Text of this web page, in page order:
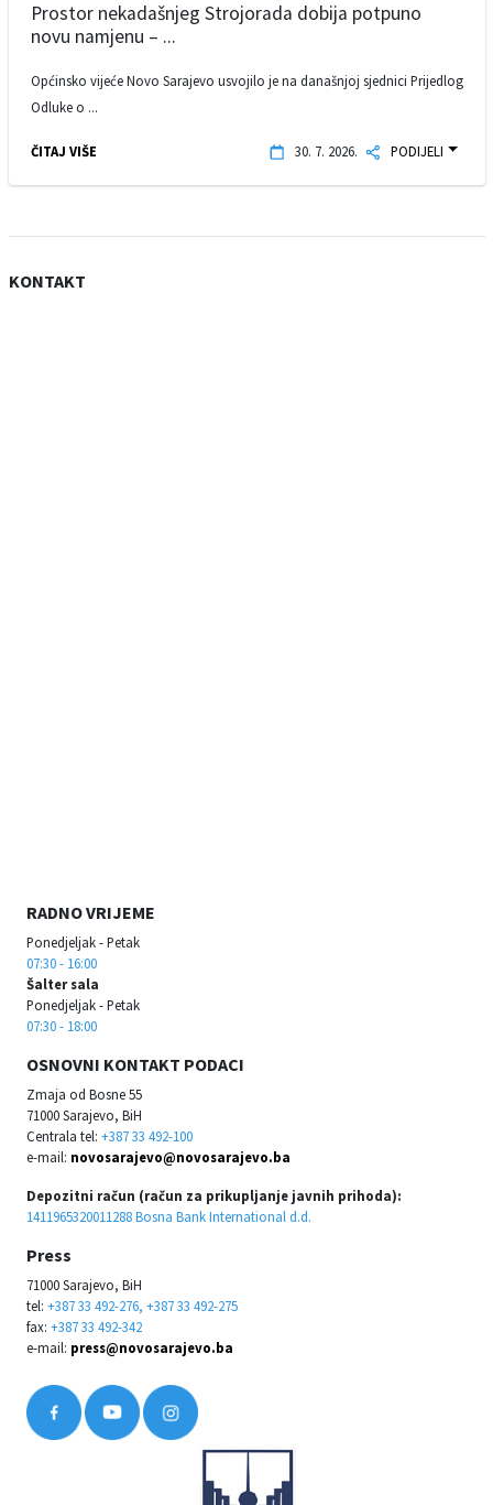
Prostor nekadašnjeg Strojorada dobija potpuno
novu namjenu – ...
Općinsko vijeće Novo Sarajevo usvojilo je na današnjoj sjednici Prijedlog
Odluke o ...
ČITAJ VIŠE 30. 7. 2026. PODIJELI
KONTAKT
RADNO VRIJEME
Ponedjeljak - Petak
07:30 - 16:00
Šalter sala
Ponedjeljak - Petak
07:30 - 18:00
OSNOVNI KONTAKT PODACI
Zmaja od Bosne 55
71000 Sarajevo, BiH
Centrala tel: +387 33 492-100
e-mail: novosarajevo@novosarajevo.ba
Depozitni račun (račun za prikupljanje javnih prihoda):
1411965320011288 Bosna Bank International d.d.
Press
71000 Sarajevo, BiH
tel: +387 33 492-276, +387 33 492-275
fax: +387 33 492-342
e-mail: press@novosarajevo.ba